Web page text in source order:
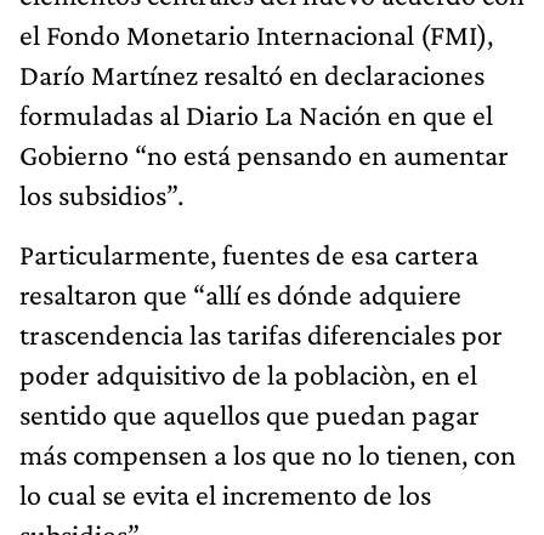
el Fondo Monetario Internacional (FMI),
Darío Martínez resaltó en declaraciones
formuladas al Diario La Nación en que el
Gobierno “no está pensando en aumentar
los subsidios”.
Particularmente, fuentes de esa cartera
resaltaron que “allí es dónde adquiere
trascendencia las tarifas diferenciales por
poder adquisitivo de la poblaciòn, en el
sentido que aquellos que puedan pagar
más compensen a los que no lo tienen, con
lo cual se evita el incremento de los